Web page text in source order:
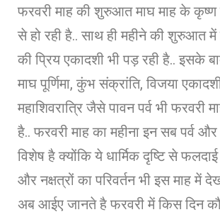
फरवरी माह की शुरुआत माघ माह के कृष्ण
से हो रही है.. साथ ही महीने की शुरुआत में
की प्रिय एकादशी भी पड़ रही है.. इसके
माघ पूर्णिमा, कुंभ संक्रांति, विजया
महाशिवरात्रि जैसे पावन पर्व भी फरवरी
है.. फरवरी माह का महीना इन सब पर्व और
विशेष है क्योंकि ये धार्मिक दृष्टि से फलदाई
और नक्षत्रों का परिवर्तन भी इस माह में
अब आईए जानते है फरवरी में किस दिन